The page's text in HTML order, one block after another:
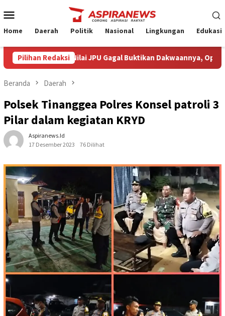
ke
Mobile
Home Daerah Politik Nasional Lingkungan Edukasi
Pilihan Redaksi
Amin Nilai JPU Gagal Buktikan Dakwaannya, Optimistis
Beranda Daerah
Polsek Tinanggea Polres Konsel patroli 3
Pilar dalam kegiatan KRYD
Aspiranews.id
17 Desember 2023
76 Dilihat